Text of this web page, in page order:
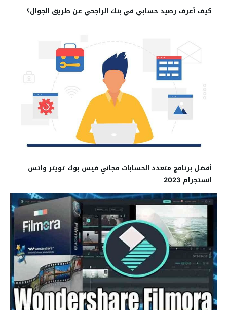
كيف أعرف رصيد حسابي في بنك الراجحي عن طريق الجوال؟
أفضل برنامج متعدد الحسابات مجاني فيس بوك تويتر واتس
انستجرام 2023